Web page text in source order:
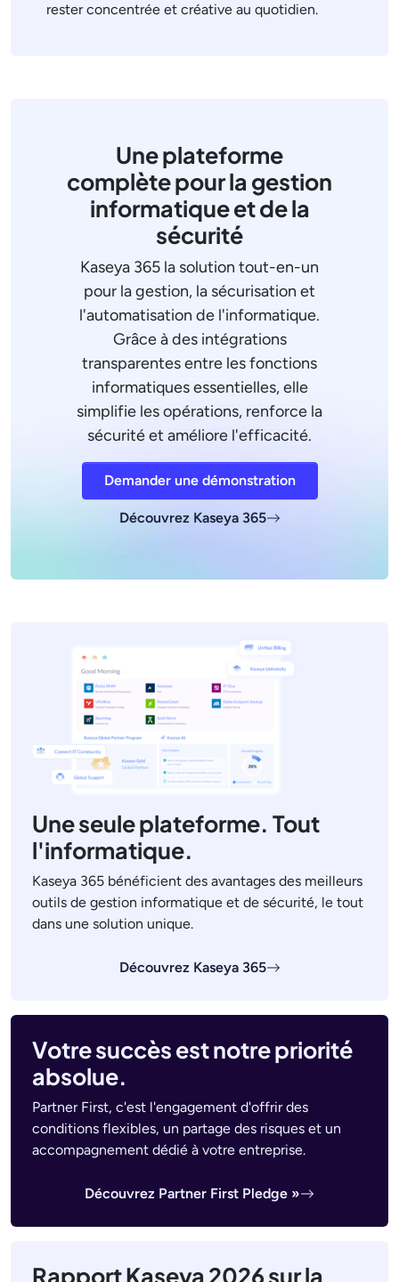
rester concentrée et créative au quotidien.
Une plateforme
complète pour la gestion
informatique et de la
sécurité
Kaseya 365 la solution tout-en-un
pour la gestion, la sécurisation et
l'automatisation de l'informatique.
Grâce à des intégrations
transparentes entre les fonctions
informatiques essentielles, elle
simplifie les opérations, renforce la
sécurité et améliore l'efficacité.
Demander une démonstration
Découvrez Kaseya 365
Une seule plateforme. Tout
l'informatique.
Kaseya 365 bénéficient des avantages des meilleurs
outils de gestion informatique et de sécurité, le tout
dans une solution unique.
Découvrez Kaseya 365
Votre succès est notre priorité
absolue.
Partner First, c'est l'engagement d'offrir des
conditions flexibles, un partage des risques et un
accompagnement dédié à votre entreprise.
Découvrez Partner First Pledge »
Rapport Kaseya 2026 sur la